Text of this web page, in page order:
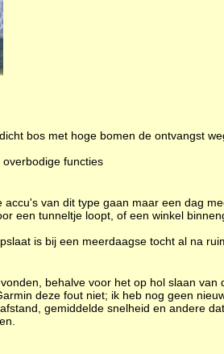
bos met hoge bomen de ontvangst
functies
accu's van dit type gaan maar een dag
een tunneltje loopt, of een winkel
is bij een meerdaagse tocht al na
behalve voor het op hol slaan
deze fout niet; ik heb nog geen
gemiddelde snelheid en andere